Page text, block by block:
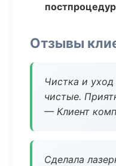
Отзывы
Чистка и
чистые.
— Клиент
Сделала